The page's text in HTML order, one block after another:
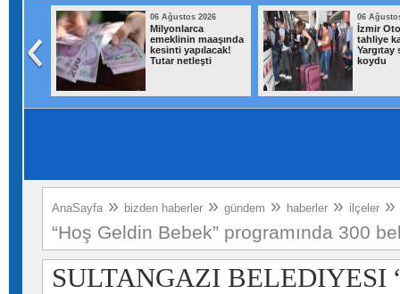
06 Ağustos 2026
Milyonlarca
emeklinin maaşında
kesinti yapılacak!
Tutar netleşti
06
İzmir
tahliye
Yargıtay
koydu
AnaSayfa » bizden haberler » gündem » haberler » ilçeler »
“Hoş Geldin Bebek” programında 300
SULTANGAZI BELEDIYESI